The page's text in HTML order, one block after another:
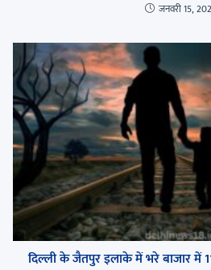
जनवरी 15,
दिल्ली के जैतपुर इलाके में भरे बाजार में